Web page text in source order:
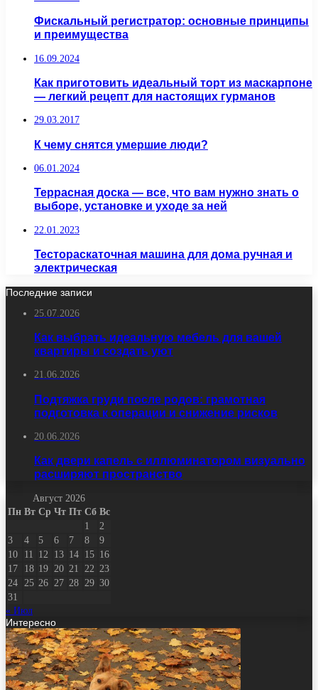
Фискальный регистратор: основные принципы
и преимущества
16.09.2024
Как приготовить идеальный торт из маскарпоне
— легкий рецепт для настоящих гурманов
29.03.2017
К чему снятся умершие люди?
06.01.2024
Террасная доска — все, что вам нужно знать о
выборе, установке и уходе за ней
22.01.2023
Тестораскаточная машина для дома ручная и
электрическая
Последние записи
25.07.2026
Как выбрать идеальную мебель для вашей
квартиры и создать уют
21.06.2026
Подтяжка груди после родов: грамотная
подготовка к операции и снижение рисков
20.06.2026
Как двери капель с иллюминатором визуально
расширяют пространство
Август 2026
Пн Вт Ср Чт Пт Сб Вс
1
2
3
4 5 6 7 8
9
10
11 12 13 14 15 16
17
18 19 20 21 22 23
24
25 26 27 28 29 30
31
« Июл
Интересно